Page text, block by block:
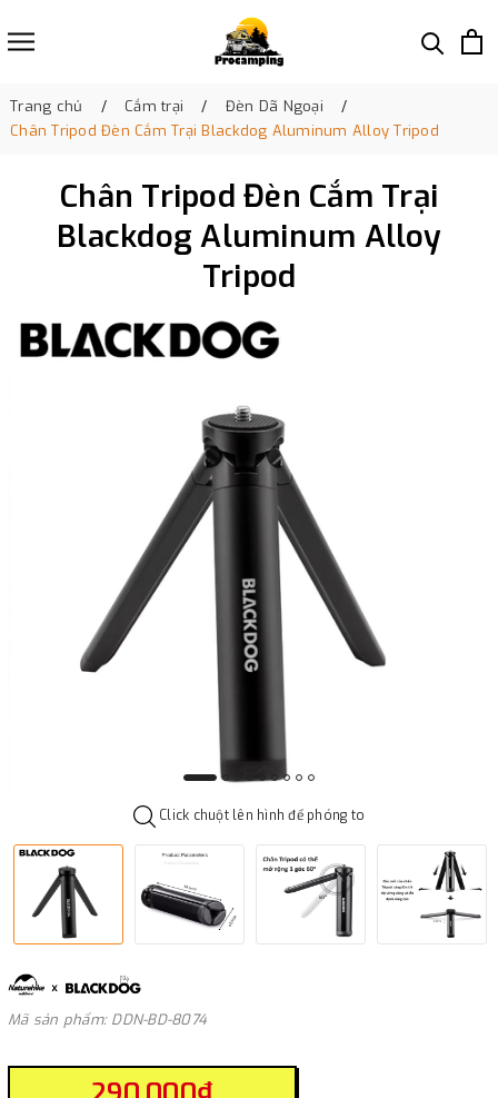
Trang chủ Cắm trại
Đèn Dã Ngoại
Chân Tripod Đèn Cắm Trại Blackdog Aluminum Alloy Tripod
Chân Tripod Đèn Cắm Trại
Blackdog Aluminum Alloy
Tripod
Click chuột lên hình để phóng to
Mã sản phẩm: DDN-BD-8074